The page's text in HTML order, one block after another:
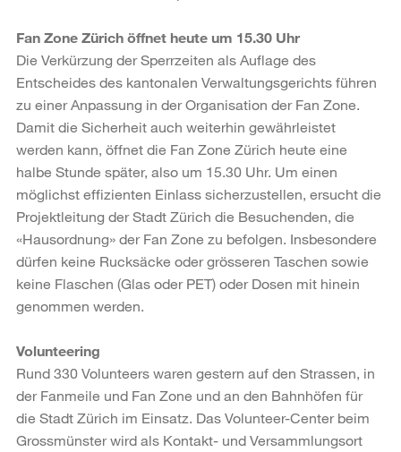
Fan Zone Zürich öffnet heute um 15.30 Uhr
Die Verkürzung der Sperrzeiten als Auflage des
Entscheides des kantonalen Verwaltungsgerichts führen
zu einer Anpassung in der Organisation der Fan Zone.
Damit die Sicherheit auch weiterhin gewährleistet
werden kann, öffnet die Fan Zone Zürich heute eine
halbe Stunde später, also um 15.30 Uhr. Um einen
möglichst effizienten Einlass sicherzustellen, ersucht die
Projektleitung der Stadt Zürich die Besuchenden, die
«Hausordnung» der Fan Zone zu befolgen. Insbesondere
dürfen keine Rucksäcke oder grösseren Taschen sowie
keine Flaschen (Glas oder PET) oder Dosen mit hinein
genommen werden.
Volunteering
Rund 330 Volunteers waren gestern auf den Strassen, in
der Fanmeile und Fan Zone und an den Bahnhöfen für
die Stadt Zürich im Einsatz. Das Volunteer-Center beim
Grossmünster wird als Kontakt- und Versammlungsort